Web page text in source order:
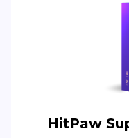
HitPaw